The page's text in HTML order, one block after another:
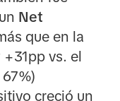
Net
que en la
vs. el
creció un